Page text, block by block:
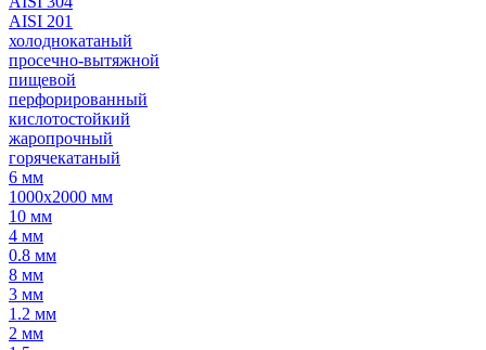
AISI 201
холоднокатаный
просечно-вытяжной
пищевой
перфорированный
кислотостойкий
жаропрочный
горячекатаный
6 мм
1000х2000 мм
10 мм
4 мм
0.8 мм
8 мм
3 мм
1.2 мм
2 мм